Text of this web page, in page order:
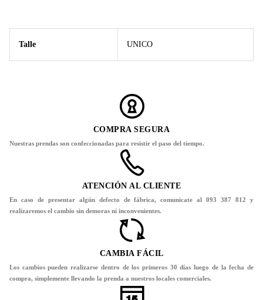
Talle UNICO
COMPRA SEGURA
Nuestras prendas son confeccionadas para resistir el paso del tiempo.
ATENCIÓN AL CLIENTE
En caso de presentar algún defecto de fábrica, comunicate al 093 387 812 y
realizaremos el cambio sin demoras ni inconvenientes.
CAMBIA FÁCIL
Los cambios pueden realizarse dentro de los primeros 30 días luego de la fecha de
compra, simplemente llevando la prenda a nuestros locales comerciales.